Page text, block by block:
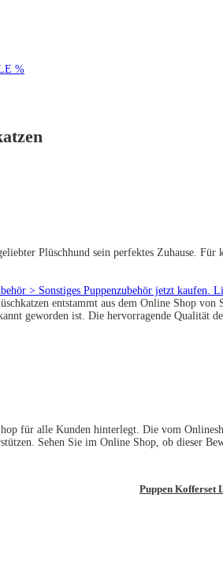
%
Plüschhund sein perfektes Zuhause.
entstammt aus dem Online Shop
geworden ist. Die hervorragende Qualität
für alle Kunden hinterlegt. Die vom
Sehen Sie im Online Shop, ob dieser
Puppen Kofferset